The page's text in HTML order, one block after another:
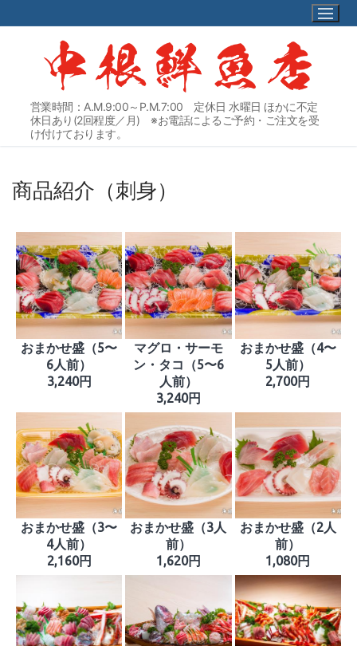
ン
営業時間：A.M.9:00～P.M.7:00 定休日 水曜日 ほかに不定
休日あり(2回程度／月) ※お電話によるご予約・ご注文を受
け付けております。
商品紹介（刺身）
おまかせ盛（5〜
6人前）
3,240円
マグロ・サーモ
ン・タコ（5〜6
人前）
3,240円
おまかせ盛（4〜
5人前）
2,700円
おまかせ盛（3〜
4人前）
2,160円
おまかせ盛（3人
前）
1,620円
おまかせ盛（2人
前）
1,080円